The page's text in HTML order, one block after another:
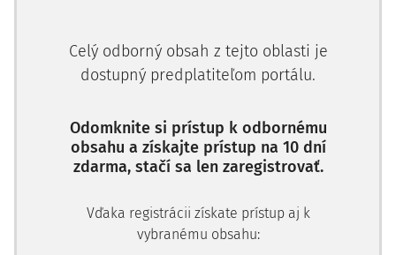
Pri uplatňovaní peňažných nárokov je v aplikačnej praxi
bežné, že veritelia využívajú tzv. skrátené konania, či už v
rozkazu v zmysleparagrafu 265 CSPalebo v praxi čoraz
viac prostredníctvom návrhu na vydanie platobného
rozkazu v režimeZákona o upomínacom konaní
umožňujú veriteľovi rýchlo získať exekučný titul (za
predpokladu, že proti platobnému rozkazu nebude podaný
Celý odborný obsah z tejto oblasti je
dostupný predplatiteľom portálu.
Odomknite si prístup k odbornému
obsahu a získajte prístup na 10 dní
zdarma, stačí sa len zaregistrovať.
Vďaka registrácii získate prístup aj k
vybranému obsahu: